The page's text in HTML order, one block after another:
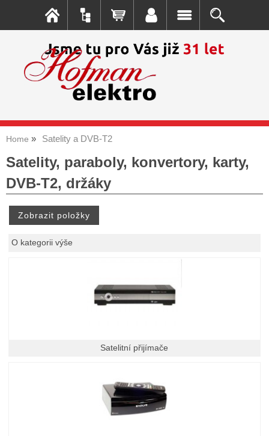
Home Satelity a DVB-T2
Satelity, paraboly, konvertory, karty,
DVB-T2, držáky
O kategorii výše
Satelitní přijímače